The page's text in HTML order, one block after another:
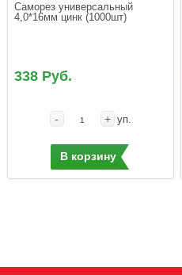
Саморез универсальный
4,0*16мм цинк (1000шт)
338 Руб.
- + уп.
В корзину